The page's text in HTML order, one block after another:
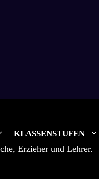
KLASSENSTUFEN
Erzieher und Lehrer.